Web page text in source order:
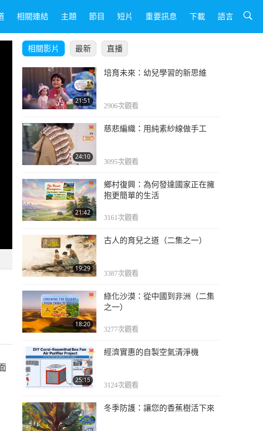
相關連結 主題 節目 短片 重要訊息 下載 語言
相關影片 最新 直播
21:51
培育未來：幼兒學習的新思維
2906次觀看
24:10
慈悲編織：用純素紗線做手工
3095次觀看
21:42
鄉村復興：為何發達國家正在擁
抱更簡單的生活
3161次觀看
19:29
古人的育兒之道（二集之一）
3387次觀看
18:20
綠化沙漠：從中國到非洲（二集
之一）
3277次觀看
25:15
經濟實惠的自製空氣清淨機
3124次觀看
冬季防護：讓您的香蕉樹活下來